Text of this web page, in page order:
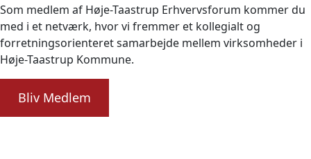
Som medlem af Høje-Taastrup Erhvervsforum kommer du
med i et netværk, hvor vi fremmer et kollegialt og
forretningsorienteret samarbejde mellem virksomheder i
Høje-Taastrup Kommune.
Bliv Medlem